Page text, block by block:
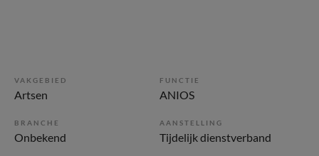
VAKGEBIED
Artsen
FUNCTIE
ANIOS
BRANCHE
Onbekend
AANSTELLING
Tijdelijk dienstverband